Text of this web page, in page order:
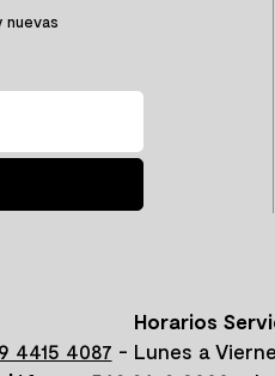
Horarios
4415 4087 - Lunes a